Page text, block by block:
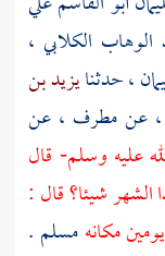
الكلابي ،
، حدثنايزيد بن
، عنمطرف ، عن
عليه وسلم- قال
شيئا؟ قال :
مكانهمسلم .